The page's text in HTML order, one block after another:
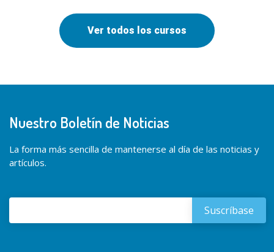
Ver todos los cursos
Nuestro Boletín de Noticias
La forma más sencilla de mantenerse al día de las noticias y
artículos.